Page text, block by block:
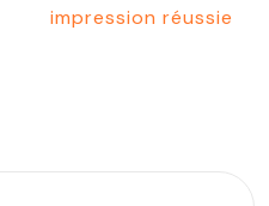
impression réussie